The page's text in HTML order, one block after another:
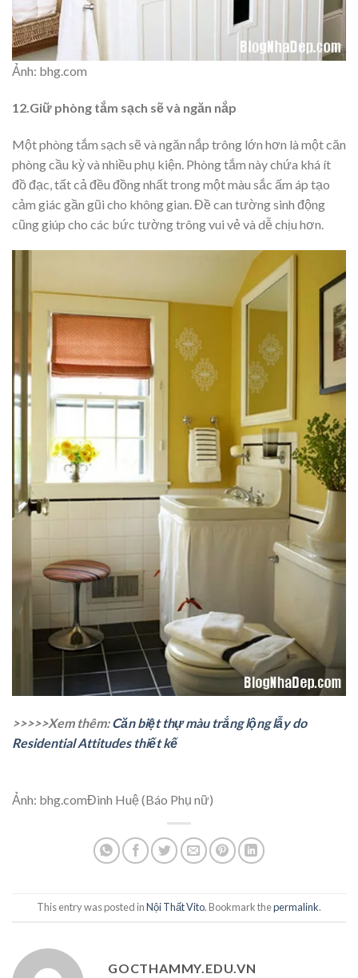
Ảnh: bhg.com
12.Giữ phòng tắm sạch sẽ và ngăn nắp
Một phòng tắm sạch sẽ và ngăn nắp trông lớn hơn là một căn
phòng cầu kỳ và nhiều phụ kiện. Phòng tắm này chứa khá ít
đồ đạc, tất cả đều đồng nhất trong một màu sắc ấm áp tạo
cảm giác gần gũi cho không gian. Đề can tường sinh động
cũng giúp cho các bức tường trông vui vẻ và dễ chịu hơn.
>>>>>Xem thêm:Căn biệt thự màu trắng lộng lẫy do
Residential Attitudes thiết kế
Ảnh: bhg.comĐình Huệ (Báo Phụ nữ)
This entry was posted inNội Thất Vito. Bookmark thepermalink.
GOCTHAMMY.EDU.VN